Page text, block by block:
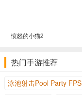
愤怒的小猫2
热门手游推荐
泳池射击Pool Party FPS